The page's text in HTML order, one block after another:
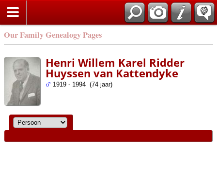
Our Family Genealogy Pages
Henri Willem Karel Ridder
Huyssen van Kattendyke
1919 - 1994 (74 jaar)